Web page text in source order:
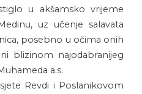
u akšamsko vrijeme
uz učenje salavata
posebno u očima onih
blizinom najodabranijeg
a.s.
Revdi i Poslanikovom